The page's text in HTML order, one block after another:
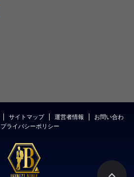
サイトマップ 運営者情報
お問い合わ
プライバシーポリシー